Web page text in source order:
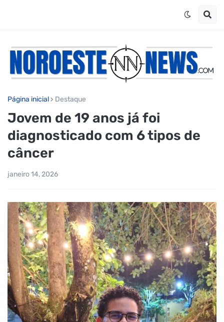
Página inicial Destaque
Jovem de 19 anos já foi
diagnosticado com 6 tipos de
câncer
janeiro 14, 2026